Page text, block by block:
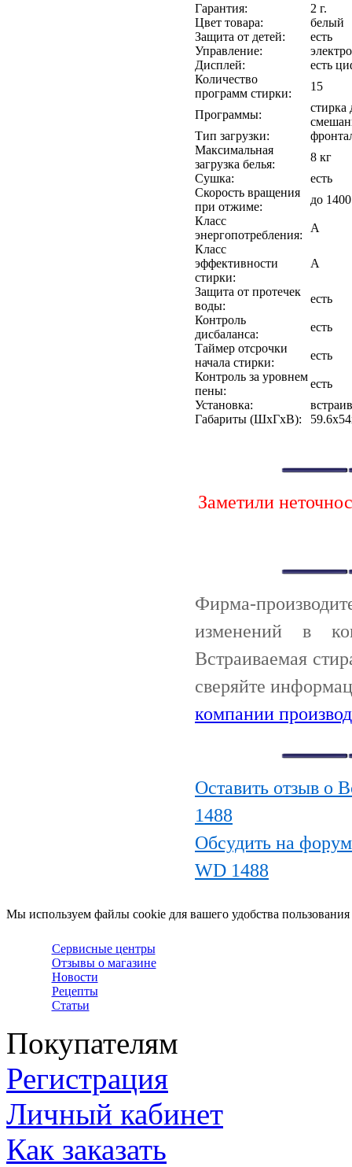
Гарантия:
2 г.
Цвет товара:
белый
Защита от детей:
есть
Управление:
Дисплей:
есть
Количество
программ стирки:
15
Программы:
стирка
Тип загрузки:
Максимальная
загрузка белья:
8 кг
Сушка:
есть
Скорость вращения
при отжиме:
до
Класс
энергопотребления:
А
Класс
эффективности
стирки:
A
Защита от протечек
воды:
есть
Контроль
дисбаланса:
есть
Таймер отсрочки
начала стирки:
есть
Контроль за уровнем
пены:
есть
Установка:
Габариты (ШxГxВ):
Заметили
Фирма-
изменений в
Встраиваемая
сверяйте
компании
Оставить отзыв о
1488
Обсудить на
WD 1488
Мы используем файлы cookie для вашего удобства
Сервисные центры
Отзывы о магазине
Новости
Рецепты
Статьи
Покупателям
Регистрация
Личный кабинет
Как заказать